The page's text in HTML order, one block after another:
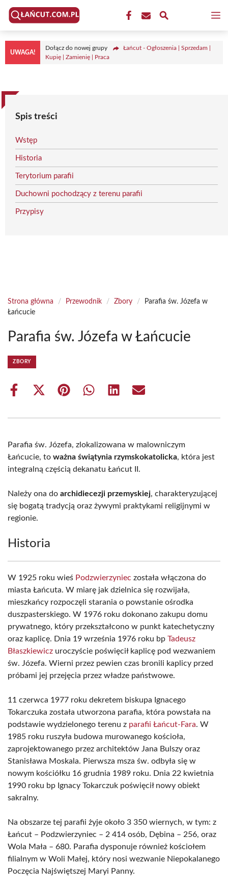
Przejdź
treści
UWAGA!
Dołącz do nowej grupy
Łańcut - Ogłoszenia | Sprzedam |
Kupię | Zamienię | Praca
Spis treści
Wstęp
Historia
Terytorium parafii
Duchowni pochodzący z terenu parafii
Przypisy
Strona główna / Przewodnik / Zbory /
Parafia św. Józefa w
Łańcucie
Parafia św. Józefa w Łańcucie
ZBORY
Share
Share
(Twitter)
Share Share Share Share
Parafia św. Józefa, zlokalizowana w malowniczym
Łańcucie, to ważna świątynia rzymskokatolicka, która jest
integralną częścią dekanatu Łańcut II.
Należy ona do archidiecezji przemyskiej, charakteryzującej
się bogatą tradycją oraz żywymi praktykami religijnymi w
regionie.
Historia
W 1925 roku wieś Podzwierzyniec została włączona do
miasta Łańcuta. W miarę jak dzielnica się rozwijała,
mieszkańcy rozpoczęli starania o powstanie ośrodka
duszpasterskiego. W 1976 roku dokonano zakupu domu
prywatnego, który przekształcono w punkt katechetyczny
oraz kaplicę. Dnia 19 września 1976 roku bp Tadeusz
Błaszkiewicz uroczyście poświęcił kaplicę pod wezwaniem
św. Józefa. Wierni przez pewien czas bronili kaplicy przed
próbami jej przejęcia przez władze państwowe.
11 czerwca 1977 roku dekretem biskupa Ignacego
Tokarczuka została utworzona parafia, która powstała na
podstawie wydzielonego terenu z parafii Łańcut-Fara. W
1985 roku ruszyła budowa murowanego kościoła,
zaprojektowanego przez architektów Jana Bulszy oraz
Stanisława Moskala. Pierwsza msza św. odbyła się w
nowym kościółku 16 grudnia 1989 roku. Dnia 22 kwietnia
1990 roku bp Ignacy Tokarczuk poświęcił nowy obiekt
sakralny.
Na obszarze tej parafii żyje około 3 350 wiernych, w tym: z
Łańcut – Podzwierzyniec – 2 414 osób, Dębina – 256, oraz
Wola Mała – 680. Parafia dysponuje również kościołem
filialnym w Woli Małej, który nosi wezwanie Niepokalanego
Poczęcia Najświętszej Maryi Panny.